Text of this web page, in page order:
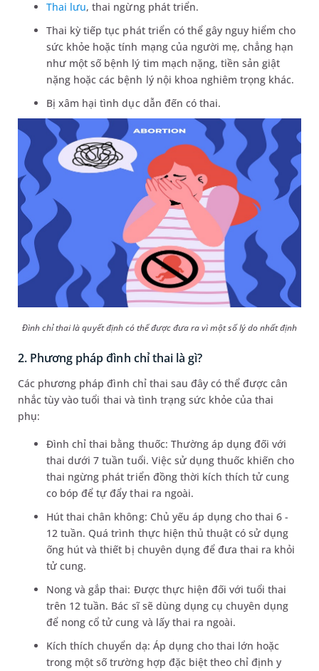
Thai lưu, thai ngừng phát triển.
Thai kỳ tiếp tục phát triển có thể gây nguy hiểm cho
sức khỏe hoặc tính mạng của người mẹ, chẳng hạn
như một số bệnh lý tim mạch nặng, tiền sản giật
nặng hoặc các bệnh lý nội khoa nghiêm trọng khác.
Bị xâm hại tình dục dẫn đến có thai.
Đình chỉ thai là quyết định có thể được đưa ra vì một số lý do nhất định
2. Phương pháp đình chỉ thai là gì?
Các phương pháp đình chỉ thai sau đây có thể được cân
nhắc tùy vào tuổi thai và tình trạng sức khỏe của thai
phụ:
Đình chỉ thai bằng thuốc: Thường áp dụng đối với
thai dưới 7 tuần tuổi. Việc sử dụng thuốc khiến cho
thai ngừng phát triển đồng thời kích thích tử cung
co bóp để tự đẩy thai ra ngoài.
Hút thai chân không: Chủ yếu áp dụng cho thai 6 -
12 tuần. Quá trình thực hiện thủ thuật có sử dụng
ống hút và thiết bị chuyên dụng để đưa thai ra khỏi
tử cung.
Nong và gắp thai: Được thực hiện đối với tuổi thai
trên 12 tuần. Bác sĩ sẽ dùng dụng cụ chuyên dụng
để nong cổ tử cung và lấy thai ra ngoài.
Kích thích chuyển dạ: Áp dụng cho thai lớn hoặc
trong một số trường hợp đặc biệt theo chỉ định y